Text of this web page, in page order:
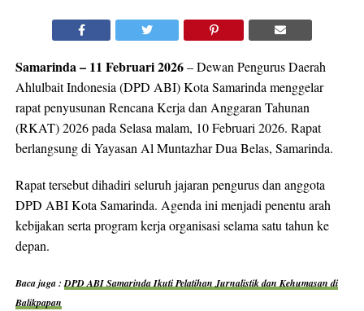
Samarinda – 11 Februari 2026– Dewan Pengurus Daerah
Ahlulbait Indonesia (DPD ABI) Kota Samarinda menggelar
rapat penyusunan Rencana Kerja dan Anggaran Tahunan
(RKAT) 2026 pada Selasa malam, 10 Februari 2026. Rapat
berlangsung di Yayasan Al Muntazhar Dua Belas, Samarinda.
Rapat tersebut dihadiri seluruh jajaran pengurus dan anggota
DPD ABI Kota Samarinda. Agenda ini menjadi penentu arah
kebijakan serta program kerja organisasi selama satu tahun ke
depan.
Baca juga :DPD ABI Samarinda Ikuti Pelatihan Jurnalistik dan Kehumasan di
Balikpapan